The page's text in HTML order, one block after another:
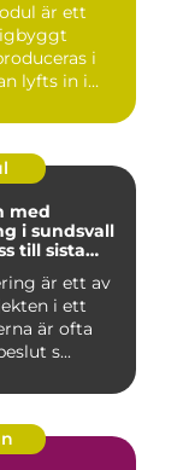
är ett
i
lyfts in i
med
i sundsvall
till sista
är ett av
i ett
är ofta
s...